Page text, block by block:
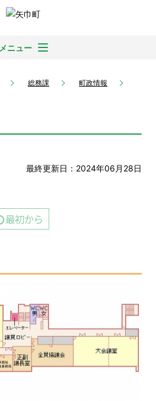
メニュー
総務課
町政情報
最終更新日：2024年06月28日